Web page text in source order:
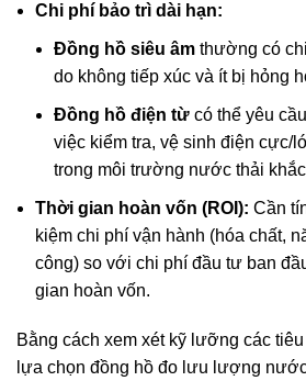
Chi phí bảo trì dài hạn:
Đồng hồ siêu âm thường có
do không tiếp xúc và ít bị hỏng
Đồng hồ điện từ có thể yêu
việc kiểm tra, vệ sinh điện cực/
trong môi trường nước thải
Thời gian hoàn vốn (ROI): Cần
kiệm chi phí vận hành (hóa chất,
công) so với chi phí đầu tư ban
gian hoàn vốn.
Bằng cách xem xét kỹ lưỡng các
lựa chọn đồng hồ đo lưu lượng